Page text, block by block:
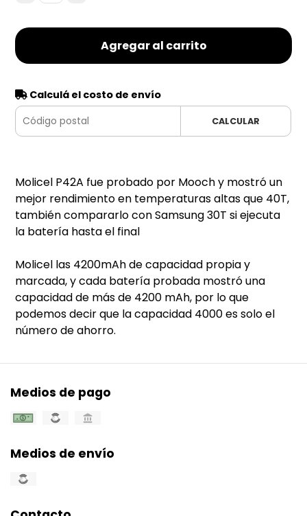
Agregar al carrito
Calculá el costo de envío
CALCULAR
Molicel P42A fue probado por Mooch y mostró un
mejor rendimiento en temperaturas altas que 40T,
también compararlo con Samsung 30T si ejecuta
la batería hasta el final
Molicel las 4200mAh de capacidad propia y
marcada, y cada batería probada mostró una
capacidad de más de 4200 mAh, por lo que
podemos decir que la capacidad 4000 es solo el
número de ahorro.
Medios de pago
Medios de envío